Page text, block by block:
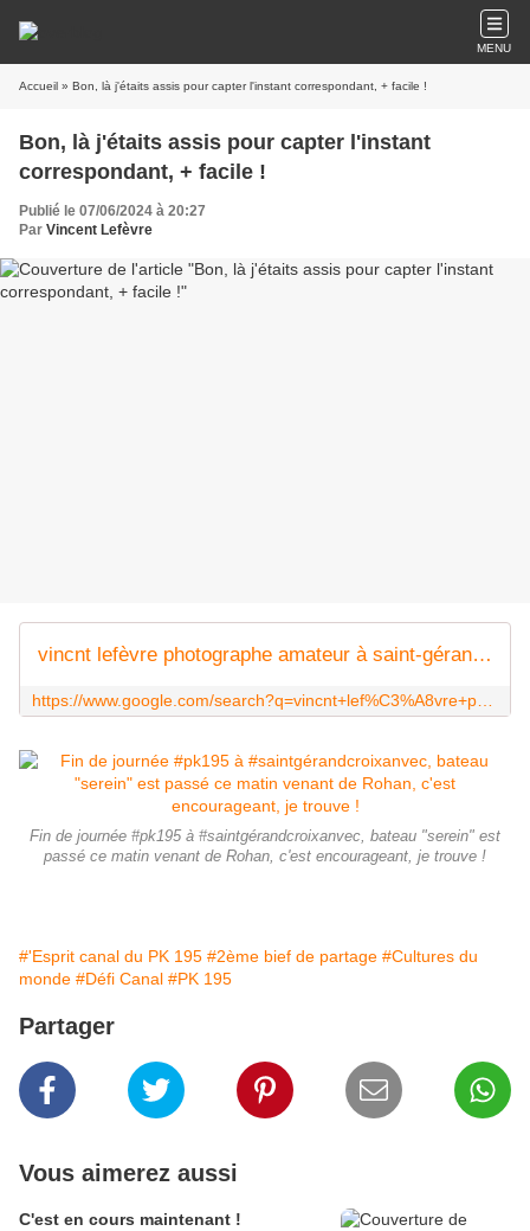
MENU
Accueil » Bon, là j'étaits assis pour capter l'instant correspondant, + facile !
Bon, là j'étaits assis pour capter l'instant
correspondant, + facile !
Publié le 07/06/2024 à 20:27
Par Vincent Lefèvre
vincnt lefèvre photographe amateur à saint-gérand-croixanvec - Google Search
Fin de journée #pk195 à #saintgérandcroixanvec, bateau "serein" est
passé ce matin venant de Rohan, c'est encourageant, je trouve !
#'Esprit canal du PK 195 #2ème bief de partage #Cultures du
monde #Défi Canal #PK 195
Partager
Vous aimerez aussi
C'est en cours maintenant !